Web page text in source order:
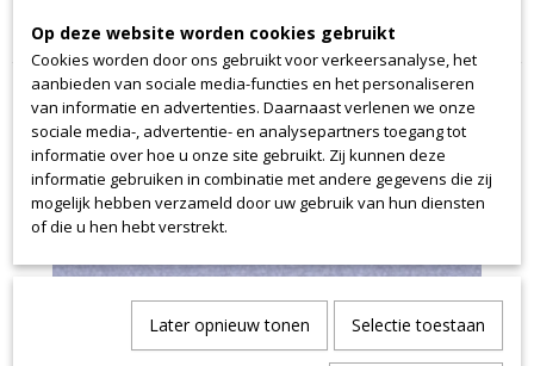
Home >Stof>Textaafoam>Jazz>Jazz 90
Op deze website worden cookies gebruikt
Cookies worden door ons gebruikt voor verkeersanalyse, het
aanbieden van sociale media-functies en het personaliseren
van informatie en advertenties. Daarnaast verlenen we onze
sociale media-, advertentie- en analysepartners toegang tot
informatie over hoe u onze site gebruikt. Zij kunnen deze
informatie gebruiken in combinatie met andere gegevens die zij
mogelijk hebben verzameld door uw gebruik van hun diensten
of die u hen hebt verstrekt.
Later opnieuw tonen Selectie toestaan